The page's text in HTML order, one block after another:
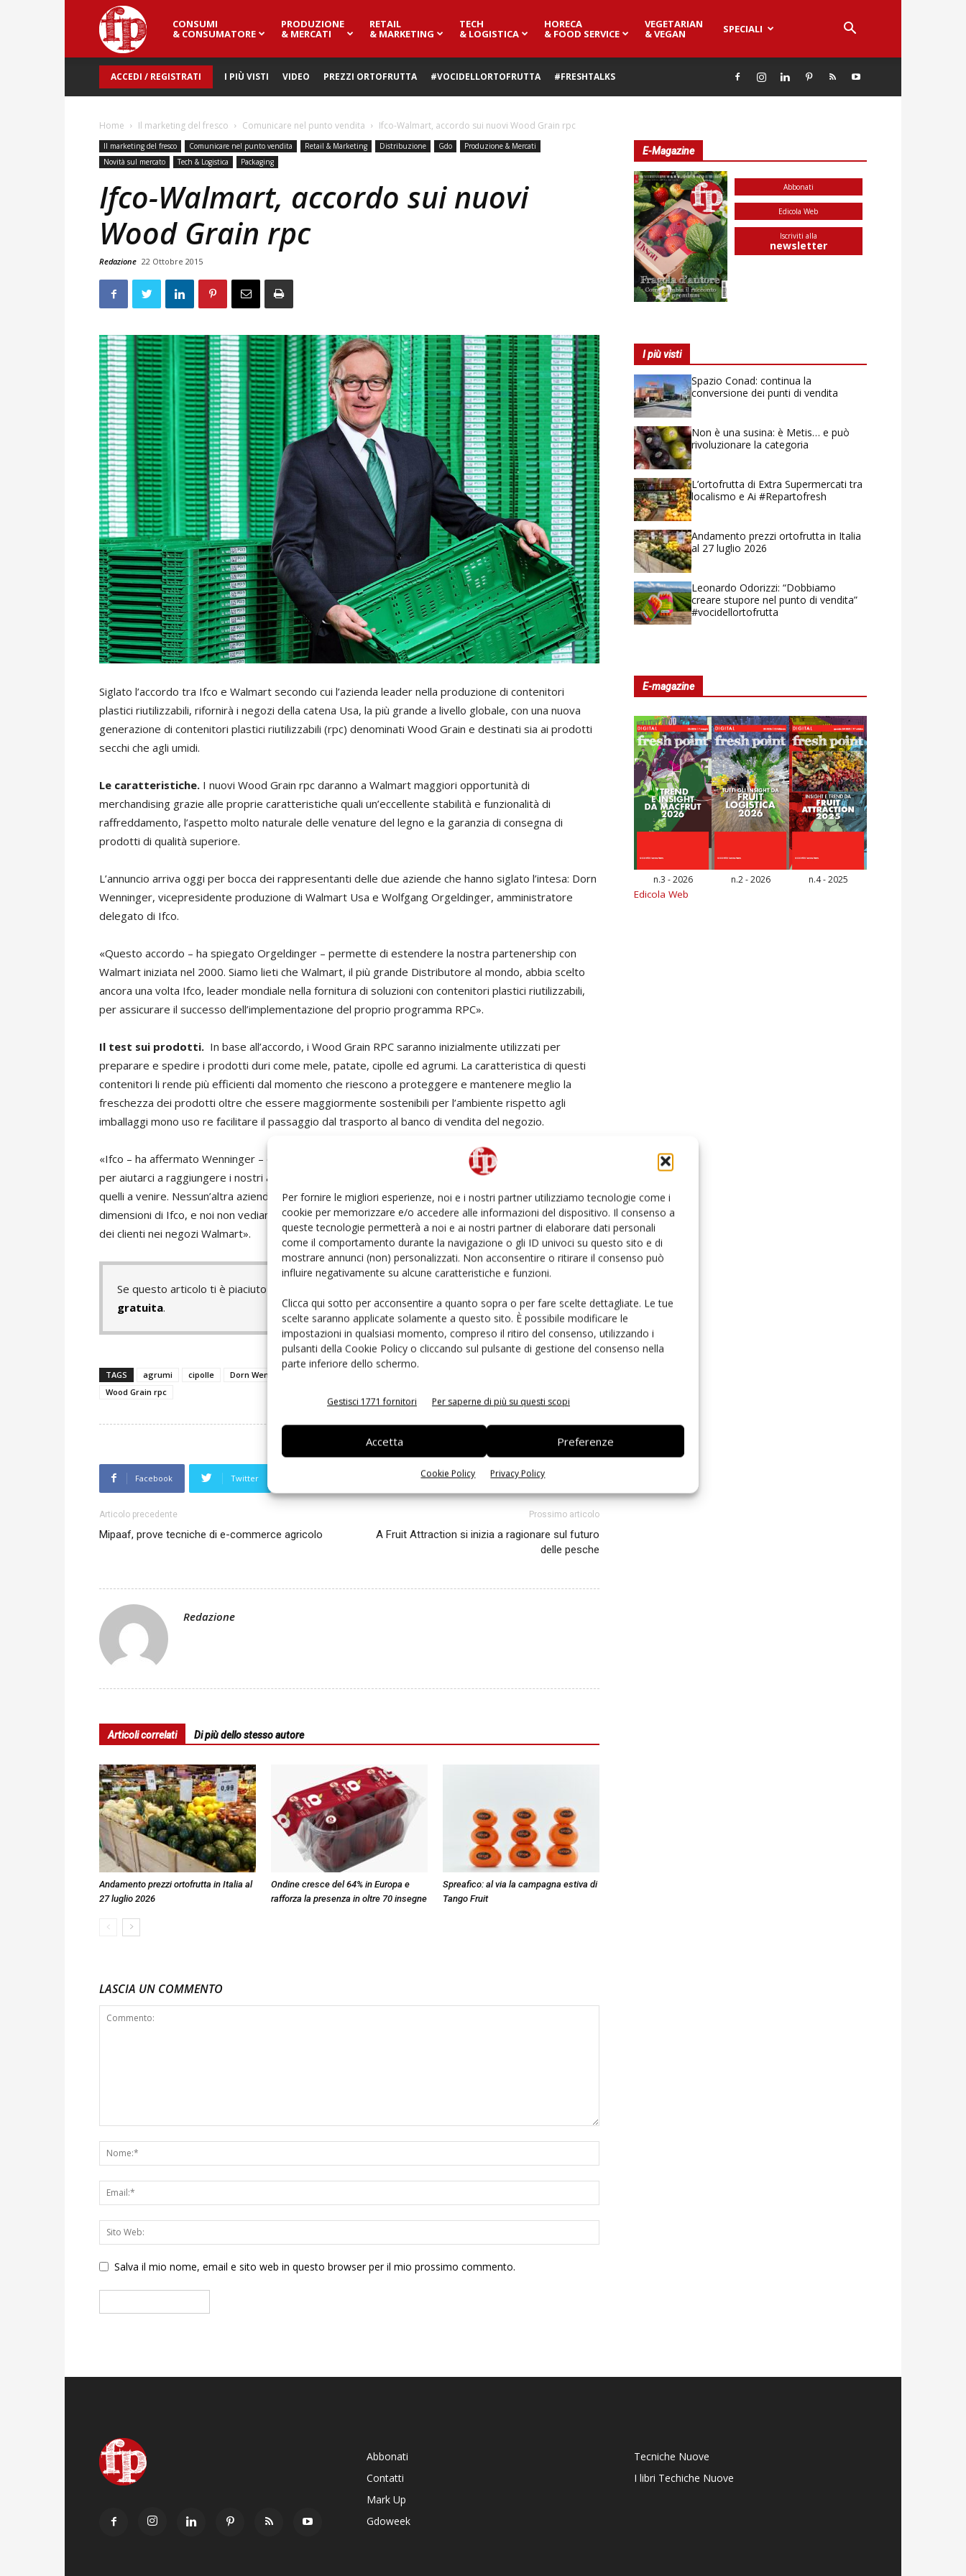
Per fornire le migliori esperienze, noi e i nostri partner utilizziamo tecnologie come i
cookie per memorizzare e/o accedere alle informazioni del dispositivo. Il consenso a
queste tecnologie permetterà a noi e ai nostri partner di elaborare dati personali
come il comportamento durante la navigazione o gli ID univoci su questo sito e di
mostrare annunci (non) personalizzati. Non acconsentire o ritirare il consenso può
influire negativamente su alcune caratteristiche e funzioni.
Clicca qui sotto per acconsentire a quanto sopra o per fare scelte dettagliate. Le tue
scelte saranno applicate solamente a questo sito. È possibile modificare le
impostazioni in qualsiasi momento, compreso il ritiro del consenso, utilizzando i
pulsanti della Cookie Policy o cliccando sul pulsante di gestione del consenso nella
parte inferiore dello schermo.
Gestisci 1771 fornitori Per saperne di più su questi scopi
Accetta Preferenze
Cookie Policy Privacy Policy
Fresh
Point
Magazine
CONSUMI
& CONSUMATORE
PRODUZIONE
& MERCATI
RETAIL
& MARKETING
TECH
& LOGISTICA
HORECA
& FOOD SERVICE
VEGETARIAN
& VEGAN SPECIALI
ACCEDI / REGISTRATI I PIÙ VISTI VIDEO PREZZI ORTOFRUTTA #VOCIDELLORTOFRUTTA #FRESHTALKS
Home Il marketing del fresco Comunicare nel punto vendita Ifco-Walmart, accordo sui nuovi Wood Grain rpc
Il marketing del fresco Comunicare nel punto vendita Retail & Marketing Distribuzione Gdo
Produzione & Mercati
Novità sul mercato
Tech & Logistica Packaging
Ifco-Walmart, accordo sui nuovi
Wood Grain rpc
Redazione 22 Ottobre 2015
Siglato l’accordo tra Ifco e Walmart secondo cui l’azienda leader nella produzione di contenitori
plastici riutilizzabili, rifornirà i negozi della catena Usa, la più grande a livello globale, con una nuova
generazione di contenitori plastici riutilizzabili (rpc) denominati Wood Grain e destinati sia ai prodotti
secchi che agli umidi.
Le caratteristiche. I nuovi Wood Grain rpc daranno a Walmart maggiori opportunità di
merchandising grazie alle proprie caratteristiche quali un’eccellente stabilità e funzionalità di
raffreddamento, l’aspetto molto naturale delle venature del legno e la garanzia di consegna di
prodotti di qualità superiore.
L’annuncio arriva oggi per bocca dei rappresentanti delle due aziende che hanno siglato l’intesa: Dorn
Wenninger, vicepresidente produzione di Walmart Usa e Wolfgang Orgeldinger, amministratore
delegato di Ifco.
«Questo accordo – ha spiegato Orgeldinger – permette di estendere la nostra partenership con
Walmart iniziata nel 2000. Siamo lieti che Walmart, il più grande Distributore al mondo, abbia scelto
ancora una volta Ifco, leader mondiale nella fornitura di soluzioni con contenitori plastici riutilizzabili,
per assicurare il successo dell’implementazione del proprio programma RPC».
Il test sui prodotti. In base all’accordo, i Wood Grain RPC saranno inizialmente utilizzati per
preparare e spedire i prodotti duri come mele, patate, cipolle ed agrumi. La caratteristica di questi
contenitori li rende più efficienti dal momento che riescono a proteggere e mantenere meglio la
freschezza dei prodotti oltre che essere maggiormente sostenibili per l’ambiente rispetto agli
imballaggi mono uso re facilitare il passaggio dal trasporto al banco di vendita del negozio.
«Ifco – ha affermato Wenninger – è uno dei più importanti partner di Walmart ed è l’alleato naturale
per aiutarci a raggiungere i nostri ambiziosi obiettivi sui prodotti freschi previsti per quest’anno e per
quelli a venire. Nessun’altra azienda che produce RPC può competere con l’esperienza e le
dimensioni di Ifco, e noi non vediamo l’ora di lavorare insieme per migliorare l’esperienza di acquisto
dei clienti nei negozi Walmart».
Se questo articolo ti è piaciuto e vuoi rimanere sempre informato
gratuita.
TAGS agrumi cipolle Dorn Wenninger
Wood Grain rpc
Facebook Twitter Pinterest Email
Articolo precedente
Mipaaf, prove tecniche di e-commerce agricolo
Prossimo articolo
A Fruit Attraction si inizia a ragionare sul futuro
delle pesche
Redazione
Articoli correlati Di più dello stesso autore
Andamento prezzi ortofrutta in Italia al
27 luglio 2026
Ondine cresce del 64% in Europa e
rafforza la presenza in oltre 70 insegne
Spreafico: al via la campagna estiva di
Tango Fruit
LASCIA UN COMMENTO
Salva il mio nome, email e sito web in questo browser per il mio prossimo commento.
E-Magazine
Abbonati
Edicola Web
Iscriviti alla
newsletter
I più visti
Spazio Conad: continua la
conversione dei punti di vendita
Non è una susina: è Metis… e può
rivoluzionare la categoria
L’ortofrutta di Extra Supermercati tra
localismo e Ai #Repartofresh
Andamento prezzi ortofrutta in Italia
al 27 luglio 2026
Leonardo Odorizzi: “Dobbiamo
creare stupore nel punto di vendita”
#vocidellortofrutta
E-magazine
n.3 - 2026 n.2 - 2026 n.4 - 2025
Edicola Web
Abbonati
Contatti
Mark Up
Gdoweek
Tecniche Nuove
I libri Techiche Nuove